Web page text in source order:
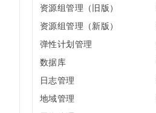
资源组管理（旧版）
资源组管理（新版）
弹性计划管理
数据库
日志管理
地域管理